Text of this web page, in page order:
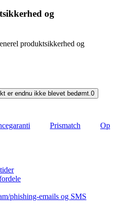
og
produktsikkerhed og
er endnu ikke blevet bedømt. 0
Prismatch
Op
phishing-emails og SMS